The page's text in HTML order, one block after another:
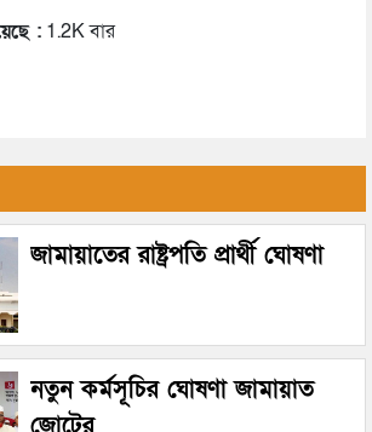
: 1.2K বার
জামায়াতের রাষ্ট্রপতি প্রার্থী ঘোষণা
নতুন কর্মসূচির ঘোষণা জামায়াত